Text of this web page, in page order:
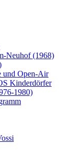
Neuhof (1968)
und Open-Air
Kinderdörfer
1980)